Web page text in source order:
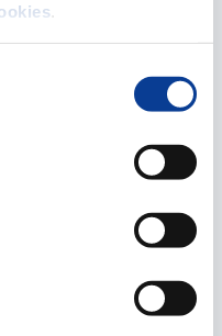
.
státu a dalších
č. 312/2014 Sb., o
státu).